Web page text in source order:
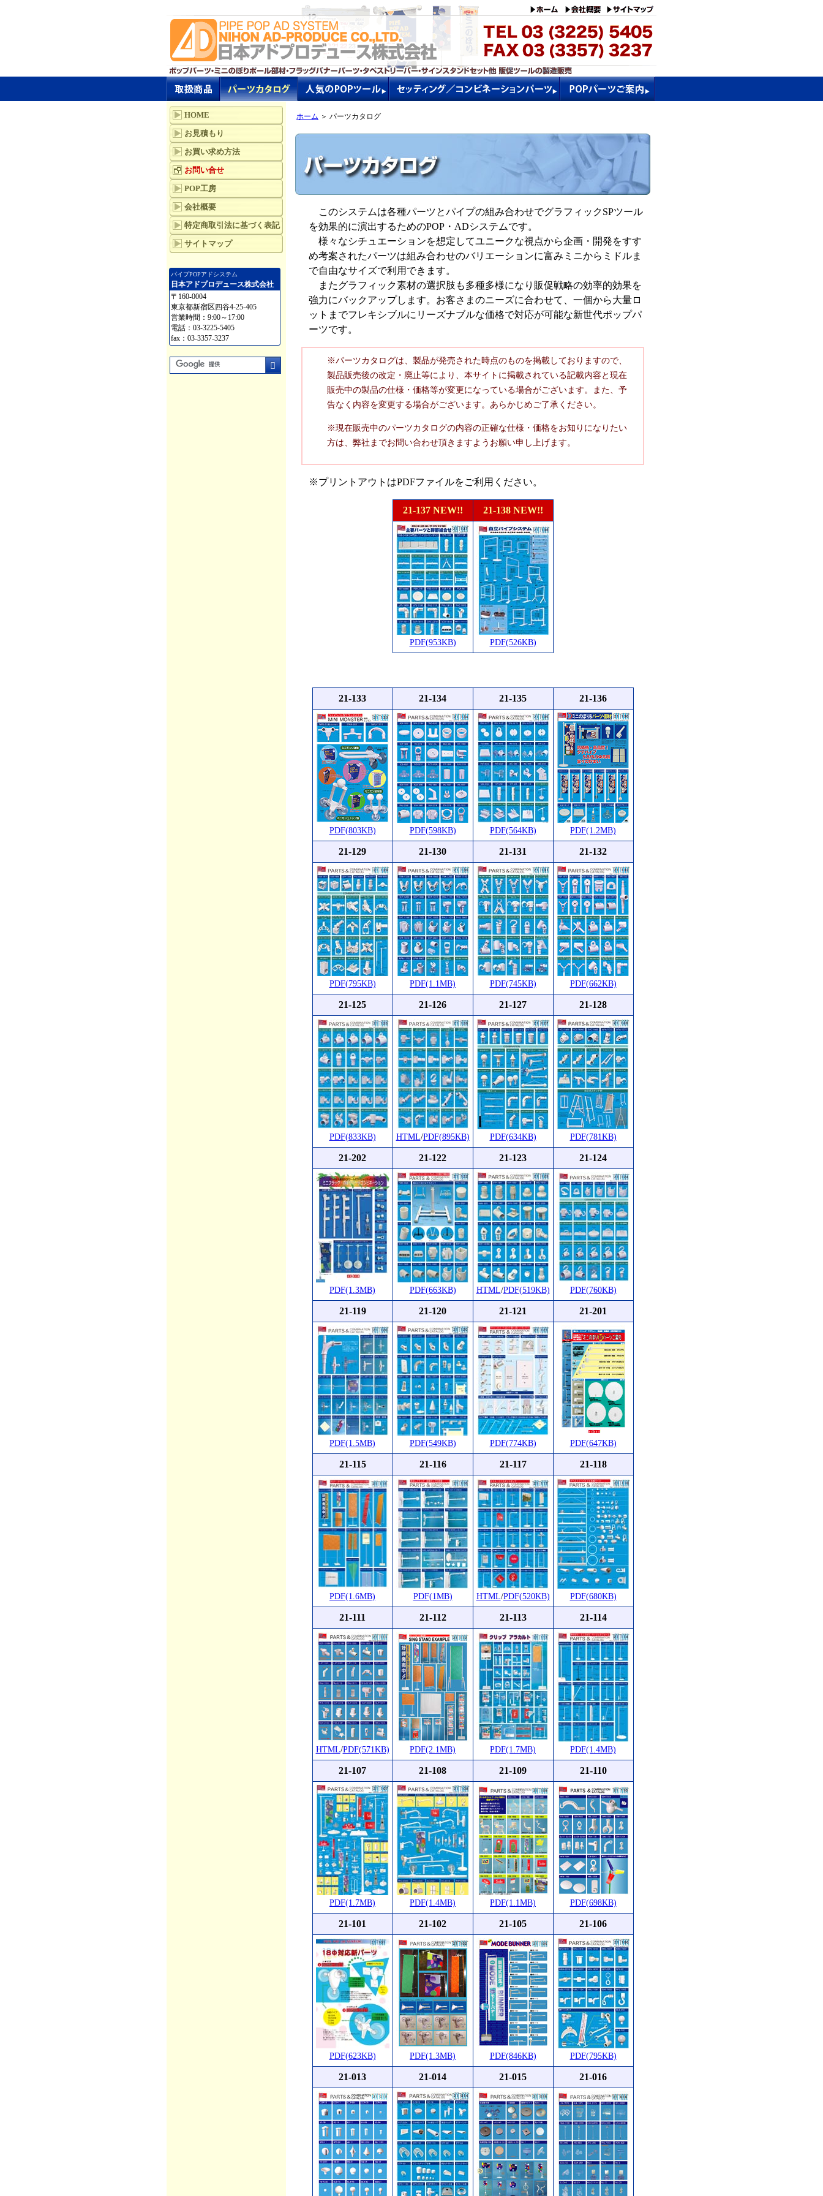
HOME
お見積もり
お買い求め方法
お問い合せ
POP工房
会社概要
特定商取引法に基づく表記
サイトマップ
パイプPOPアドシステム
日本アドプロデュース株式会社
〒160-0004
東京都新宿区四谷4-25-405
営業時間：9:00～17:00
電話：03-3225-5405
fax：03-3357-3237
ホーム ＞ パーツカタログ
このシステムは各種パーツとパイプの組み合わせでグラフィックSPツール
を効果的に演出するためのPOP・ADシステムです。
様々なシチュエーションを想定してユニークな視点から企画・開発をすす
め考案されたパーツは組み合わせのバリエーションに富みミニからミドルま
で自由なサイズで利用できます。
またグラフィック素材の選択肢も多種多様になり販促戦略の効率的効果を
強力にバックアップします。お客さまのニーズに合わせて、一個から大量ロ
ットまでフレキシブルにリーズナブルな価格で対応が可能な新世代ポップパ
ーツです。
※パーツカタログは、製品が発売された時点のものを掲載しておりますので、
製品販売後の改定・廃止等により、本サイトに掲載されている記載内容と現在
販売中の製品の仕様・価格等が変更になっている場合がございます。また、予
告なく内容を変更する場合がございます。あらかじめご了承ください。
※現在販売中のパーツカタログの内容の正確な仕様・価格をお知りになりたい
方は、弊社までお問い合わせ頂きますようお願い申し上げます。
※プリントアウトはPDFファイルをご利用ください。
21-137 NEW!! 21-138 NEW!!
PDF(953KB) PDF(526KB)
21-133 21-134 21-135 21-136
PDF(803KB) PDF(598KB) PDF(564KB) PDF(1.2MB)
21-129 21-130 21-131 21-132
PDF(795KB) PDF(1.1MB) PDF(745KB) PDF(662KB)
21-125 21-126 21-127 21-128
PDF(833KB) HTML/PDF(895KB) PDF(634KB) PDF(781KB)
21-202 21-122 21-123 21-124
PDF(1.3MB) PDF(663KB) HTML/PDF(519KB) PDF(760KB)
21-119 21-120 21-121 21-201
PDF(1.5MB) PDF(549KB) PDF(774KB) PDF(647KB)
21-115 21-116 21-117 21-118
PDF(1.6MB) PDF(1MB) HTML/PDF(520KB) PDF(680KB)
21-111 21-112 21-113 21-114
HTML/PDF(571KB) PDF(2.1MB) PDF(1.7MB) PDF(1.4MB)
21-107 21-108 21-109 21-110
PDF(1.7MB) PDF(1.4MB) PDF(1.1MB) PDF(698KB)
21-101 21-102 21-105 21-106
PDF(623KB) PDF(1.3MB) PDF(846KB) PDF(795KB)
21-013 21-014 21-015 21-016